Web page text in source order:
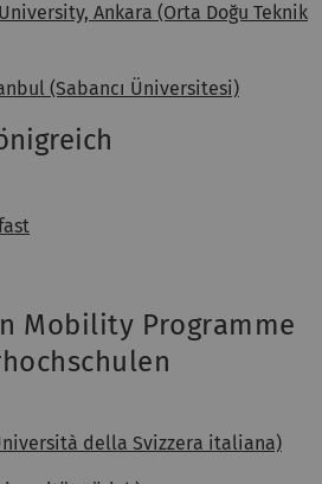
Ankara (Orta Doğu Teknik
(Sabancı Üniversitesi)
Mobility Programme
della Svizzera italiana)